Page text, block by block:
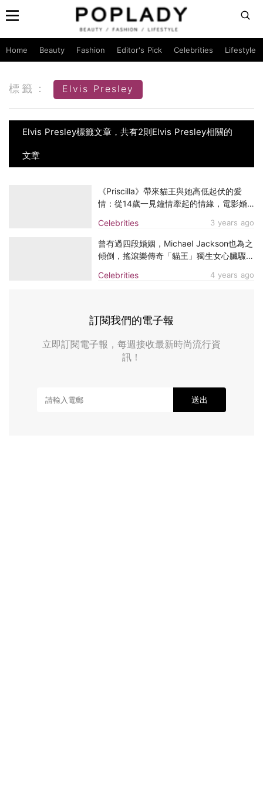
Home Beauty Fashion Editor's Pick Celebrities Lifestyle
標籤： Elvis Presley
Elvis Presley標籤文章，共有2則Elvis Presley相關的
文章
Celebrities 3 years ago
《Priscilla》帶來貓王與她高低起伏的愛
情：從14歲一見鐘情牽起的情緣，電影婚
Celebrities 4 years ago
曾有過四段婚姻，Michael Jackson也為之
傾倒，搖滾樂傳奇「貓王」獨生女心臟驟停
訂閱我們的電子報
立即訂閱電子報，每週接收最新時尚流行資
訊！
送出